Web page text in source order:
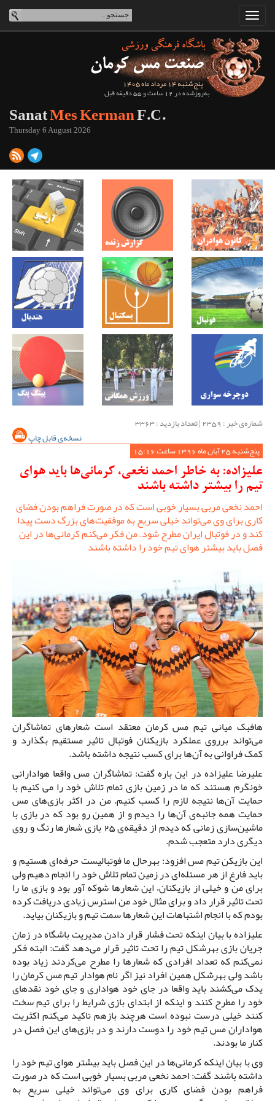
پنج‌شنبه 14 مرداد ماه 1405
به‌روزشده در 12 ساعت و 55 دقیقه قبل
SanatMes KermanF.C.
Thursday 6 August 2026
شماره‌ی خبر : ‌2359 | تعداد بازدید : 3363
نسخه‌ی قابل چاپ
پنج‌شنبه 25 آبان ماه 1396 ساعت 15:16
علیزاده: به خاطر احمد نخعی، کرمانی‌ها باید هوای
تیم را بیشتر داشته باشند
احمد نخعی مربی بسیار خوبی است که در صورت فراهم بودن فضای
کاری برای وی می‌تواند خیلی سریع به موفقیت‌های بزرگ دست پیدا
کند و در فوتبال ایران مطرح شود. من فکر می‌کنم کرمانی‌ها در این
فصل باید بیشتر هوای تیم خود را داشته باشند
هافبک میانی تیم مس کرمان معتقد است شعارهای تماشاگران
می‌تواند برروی عملکرد بازیکنان فوتبال تاثیر مستقیم بگذارد و
کمک فراوانی به آن‌ها برای کسب نتیجه داشته باشد.
علیرضا علیزاده در این باره گفت: تماشاگران مس واقعا هوادارانی
خونگرم هستند که ما در زمین بازی تمام تلاش خود را می کنیم با
حمایت آن‌ها نتیجه لازم را کسب کنیم. من در اکثر بازی‌های مس
حمایت همه جانبه‌ی آن‌ها را دیدم و از همین رو بود که در بازی با
ماشین‌سازی زمانی که دیدم از دقیقه‌ی 25 بازی شعارها رنگ و روی
دیگری دارد متعجب شدم.
این بازیکن تیم مس افزود: بهرحال ما فوتبالیست حرفه‌ای هستیم و
باید فارغ از هر مسئله‌ای در زمین تمام تلاش خود را انجام دهیم ولی
برای من و خیلی از بازیکنان، این شعارها شوکه آور بود و بازی ما را
تحت تاثیر قرار داد و برای مثال خود من استرس زیادی دریافت کرده
بودم که با انجام اشتباهات این شعارها سمت تیم و بازیکنان بیاید.
علیزاده با بیان اینکه تحت فشار قرار دادن مدیریت باشگاه در زمان
جریان بازی بهرشکل تیم را تحت تاثیر قرار می‌دهد گفت: البته فکر
نمی‌کنم که تعداد افرادی که شعارها را مطرح می‌کردند زیاد بوده
باشد ولی بهرشکل همین افراد نیز اگر نام هوادار تیم مس کرمان را
یدک می‌کشند باید واقعا در جای خود هواداری و جای خود نقدهای
خود را مطرح کنند و اینکه از ابتدای بازی شرایط را برای تیم سخت
کنند خیلی درست نبوده است هرچند بازهم تاکید می‌کنم اکثریت
هواداران مس تیم خود را دوست دارند و در بازی‌های این فصل در
کنار ما بودند.
وی با بیان اینکه کرمانی‌ها در این فصل باید بیشتر هوای تیم خود را
داشته باشند گفت: احمد نخعی مربی بسیار خوبی است که در صورت
فراهم بودن فضای کاری برای وی می‌تواند خیلی سریع به